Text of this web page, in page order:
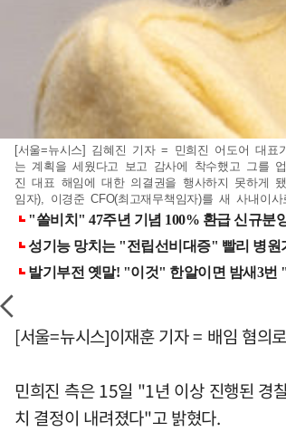
[서울=뉴시스] 김혜진 기자 = 민희진 어도어 대표
는 계획을 세웠다고 보고 감사에 착수했고 그를
진 대표 해임에 대한 의결권을 행사하지 못하게
임자), 이경준 CFO(최고재무책임자)를 새 사내이
[서울=뉴시스]이재훈 기자 = 배임 혐의
민희진 측은 15일 "1년 이상 진행된 경
치 결정이 내려졌다"고 밝혔다.